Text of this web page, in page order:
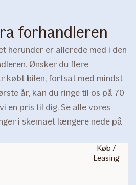
forhandleren
herunder er allerede med i den
Ønsker du flere
købt bilen, fortsat med mindst
år, kan du ringe til os på 70
en pris til dig. Se alle vores
i skemaet længere nede på
Køb /
Leasing